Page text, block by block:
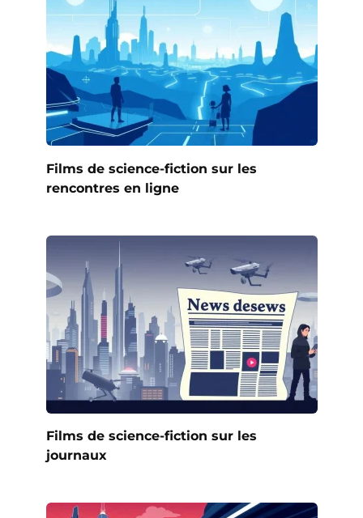
Films de science-fiction sur les
rencontres en ligne
Films de science-fiction sur les
journaux